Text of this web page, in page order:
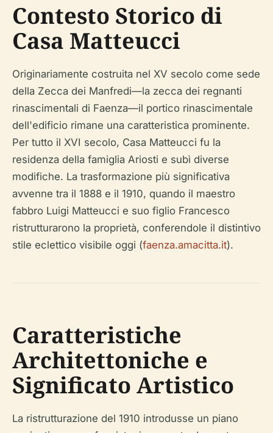
Contesto Storico di
Casa Matteucci
Originariamente costruita nel XV secolo come sede
della Zecca dei Manfredi—la zecca dei regnanti
rinascimentali di Faenza—il portico rinascimentale
dell'edificio rimane una caratteristica prominente.
Per tutto il XVI secolo, Casa Matteucci fu la
residenza della famiglia Ariosti e subì diverse
modifiche. La trasformazione più significativa
avvenne tra il 1888 e il 1910, quando il maestro
fabbro Luigi Matteucci e suo figlio Francesco
ristrutturarono la proprietà, conferendole il distintivo
stile eclettico visibile oggi (faenza.amacitta.it).
Caratteristiche
Architettoniche e
Significato Artistico
La ristrutturazione del 1910 introdusse un piano